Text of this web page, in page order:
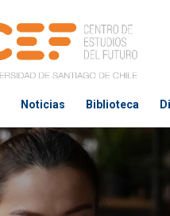
Noticias Biblioteca